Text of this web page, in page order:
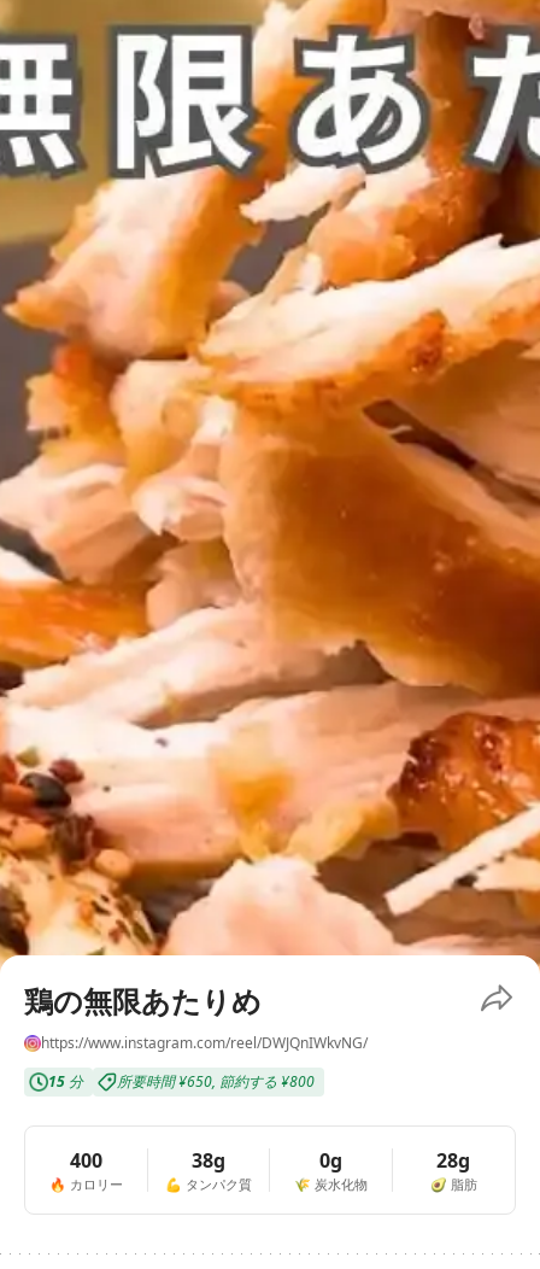
鶏の無限あたりめ
https://www.instagram.com/reel/DWJQnIWkvNG/
15 分 所要時間¥650, 節約する ¥800
400
🔥 カロリー
38g
💪 タンパク質
0g
🌾 炭水化物
28g
🥑 脂肪